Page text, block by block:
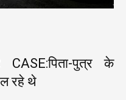
CASE:पिता-पुत्र के
रहे थे